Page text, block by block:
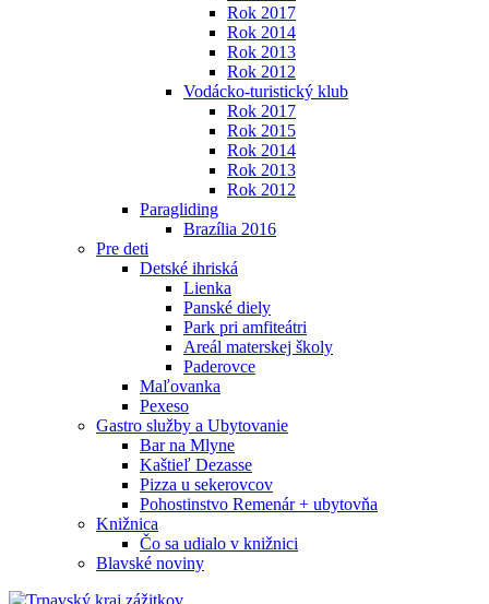
Rok 2017
Rok 2014
Rok 2013
Rok 2012
Vodácko-turistický klub
Rok 2017
Rok 2015
Rok 2014
Rok 2013
Rok 2012
Paragliding
Brazília 2016
Pre deti
Detské ihriská
Lienka
Panské diely
Park pri amfiteátri
Areál materskej školy
Paderovce
Maľovanka
Pexeso
Gastro služby a Ubytovanie
Bar na Mlyne
Kaštieľ Dezasse
Pizza u sekerovcov
Pohostinstvo Remenár + ubytovňa
Knižnica
Čo sa udialo v knižnici
Blavské noviny